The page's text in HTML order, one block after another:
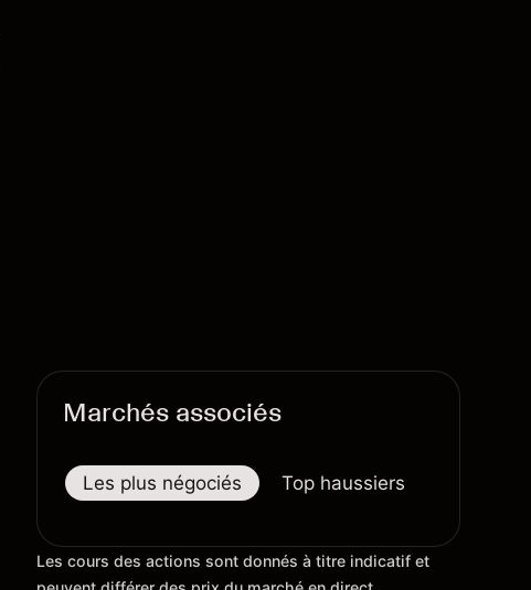
Marchés associés
Les plus négociés Top haussiers
Les cours des actions sont donnés à titre indicatif et